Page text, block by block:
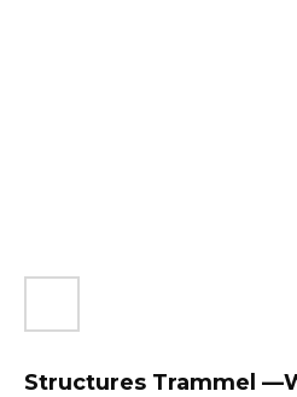
Structures Trammel